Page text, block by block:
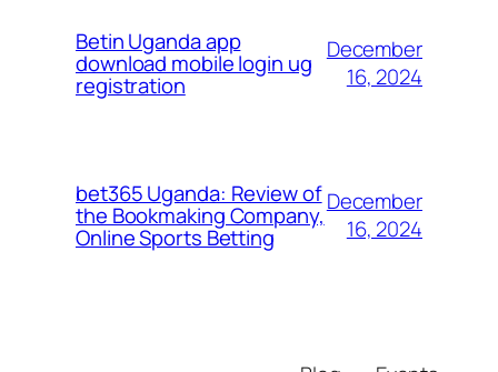
Betin Uganda app
download mobile login ug
registration
December
16, 2024
bet365 Uganda: Review of
the Bookmaking Company,
Online Sports Betting
December
16, 2024